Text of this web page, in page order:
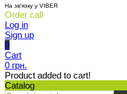
На зв'язку у VIBER
Order call
Log in
Sign up
0
Cart
0 грн.
Product added to cart!
Catalog